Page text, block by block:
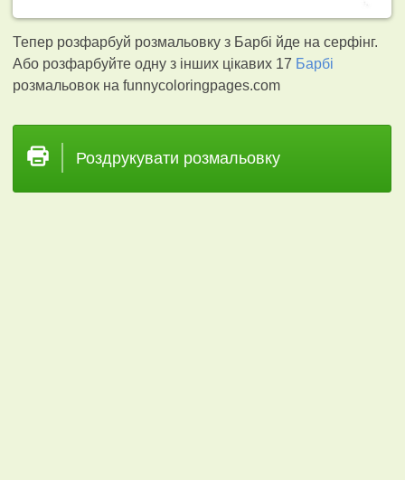
Тепер розфарбуй розмальовку з Барбі йде на серфінг.
Або розфарбуйте одну з інших цікавих 17 Барбі
розмальовок на funnycoloringpages.com
Роздрукувати розмальовку